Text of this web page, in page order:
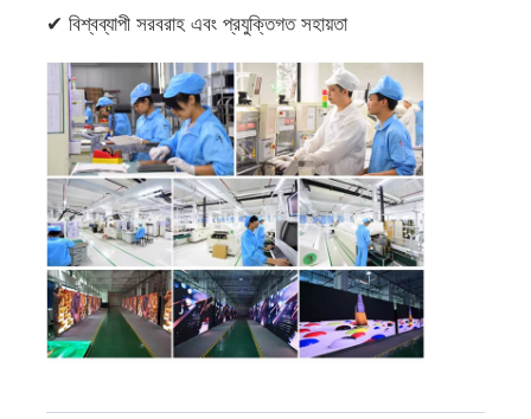
✔ বিশ্বব্যাপী সরবরাহ এবং প্রযুক্তিগত সহায়তা